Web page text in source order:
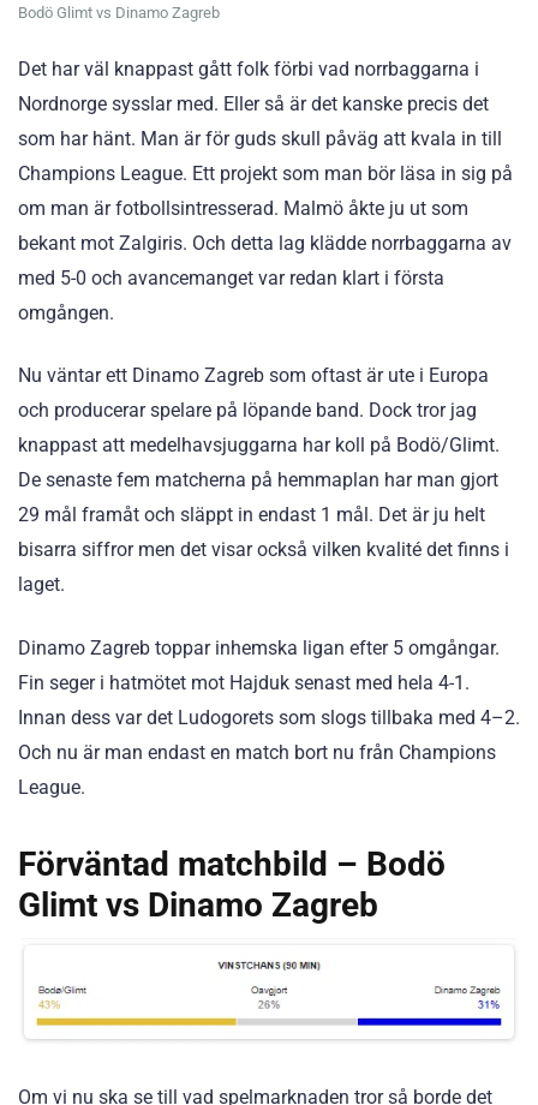
Bodö Glimt vs Dinamo Zagreb
Det har väl knappast gått folk förbi vad norrbaggarna i
Nordnorge sysslar med. Eller så är det kanske precis det
som har hänt. Man är för guds skull påväg att kvala in till
Champions League. Ett projekt som man bör läsa in sig på
om man är fotbollsintresserad. Malmö åkte ju ut som
bekant mot Zalgiris. Och detta lag klädde norrbaggarna av
med 5-0 och avancemanget var redan klart i första
omgången.
Nu väntar ett Dinamo Zagreb som oftast är ute i Europa
och producerar spelare på löpande band. Dock tror jag
knappast att medelhavsjuggarna har koll på Bodö/Glimt.
De senaste fem matcherna på hemmaplan har man gjort
29 mål framåt och släppt in endast 1 mål. Det är ju helt
bisarra siffror men det visar också vilken kvalité det finns i
laget.
Dinamo Zagreb toppar inhemska ligan efter 5 omgångar.
Fin seger i hatmötet mot Hajduk senast med hela 4-1.
Innan dess var det Ludogorets som slogs tillbaka med 4–2.
Och nu är man endast en match bort nu från Champions
League.
Förväntad matchbild – Bodö
Glimt vs Dinamo Zagreb
Om vi nu ska se till vad spelmarknaden tror så borde det